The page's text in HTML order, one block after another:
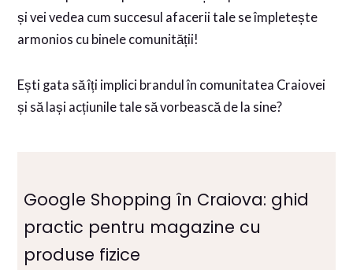
și vei vedea cum succesul afacerii tale se împletește
armonios cu binele comunității!
Ești gata să îți implici brandul în comunitatea Craiovei
și să lași acțiunile tale să vorbească de la sine?
Google Shopping în Craiova: ghid
practic pentru magazine cu
produse fizice